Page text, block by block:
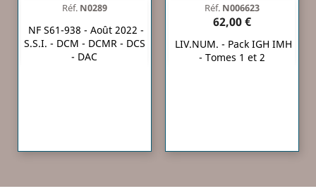
Réf. N0289
NF S61-938 - Août 2022 -
S.S.I. - DCM - DCMR - DCS
- DAC
Réf. N006623
62,00 €
LIV.NUM. - Pack IGH IMH
- Tomes 1 et 2